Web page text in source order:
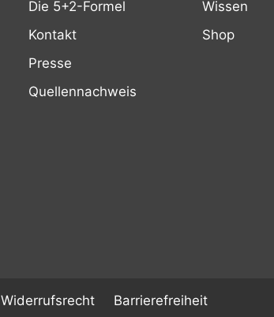
Die 5+2-Formel
Kontakt
Presse
Quellennachweis
Wissen
Shop
Widerrufsrecht
Barrierefreiheit